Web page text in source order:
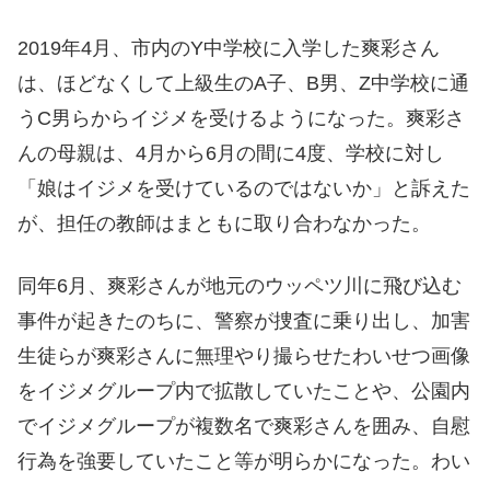
2019年4月、市内のY中学校に入学した爽彩さん
は、ほどなくして上級生のA子、B男、Z中学校に通
うC男らからイジメを受けるようになった。爽彩さ
んの母親は、4月から6月の間に4度、学校に対し
「娘はイジメを受けているのではないか」と訴えた
が、担任の教師はまともに取り合わなかった。
同年6月、爽彩さんが地元のウッペツ川に飛び込む
事件が起きたのちに、警察が捜査に乗り出し、加害
生徒らが爽彩さんに無理やり撮らせたわいせつ画像
をイジメグループ内で拡散していたことや、公園内
でイジメグループが複数名で爽彩さんを囲み、自慰
行為を強要していたこと等が明らかになった。わい